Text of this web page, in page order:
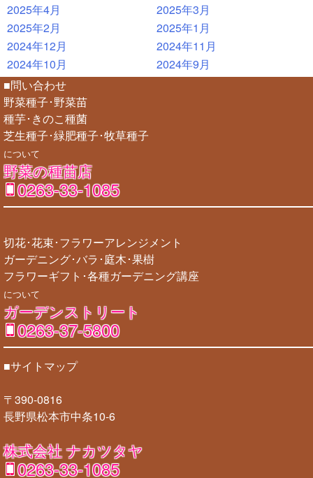
2025年4月
2025年3月
2025年2月
2025年1月
2024年12月
2024年11月
2024年10月
2024年9月
■問い合わせ
野菜種子･野菜苗
種芋･きのこ種菌
芝生種子･緑肥種子･牧草種子
について
野菜の種苗店
0263-33-1085
切花･花束･フラワーアレンジメント
ガーデニング･バラ･庭木･果樹
フラワーギフト･各種ガーデニング講座
について
ガーデンストリート
0263-37-5800
■サイトマップ
〒390-0816
長野県松本市中条10-6
株式会社 ナカツタヤ
0263-33-1085